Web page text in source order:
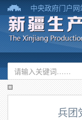
中央政府门户网
兵团